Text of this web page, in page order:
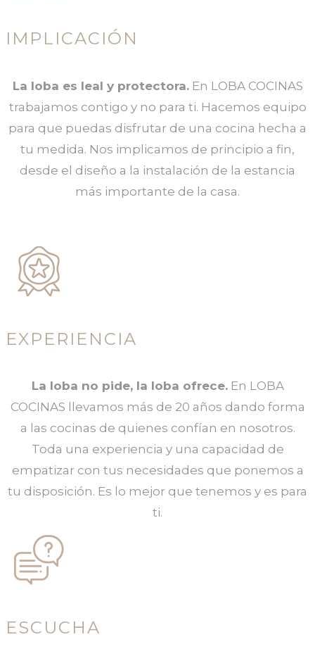
IMPLICACIÓN
La loba es leal y protectora.En LOBA COCINAS
trabajamos contigo y no para ti. Hacemos equipo
para que puedas disfrutar de una cocina hecha a
tu medida. Nos implicamos de principio a fin,
desde el diseño a la instalación de la estancia
más importante de la casa.
EXPERIENCIA
La loba no pide, la loba ofrece.En LOBA
COCINAS llevamos más de 20 años dando forma
a las cocinas de quienes confían en nosotros.
Toda una experiencia y una capacidad de
empatizar con tus necesidades que ponemos a
tu disposición. Es lo mejor que tenemos y es para
ti.
ESCUCHA